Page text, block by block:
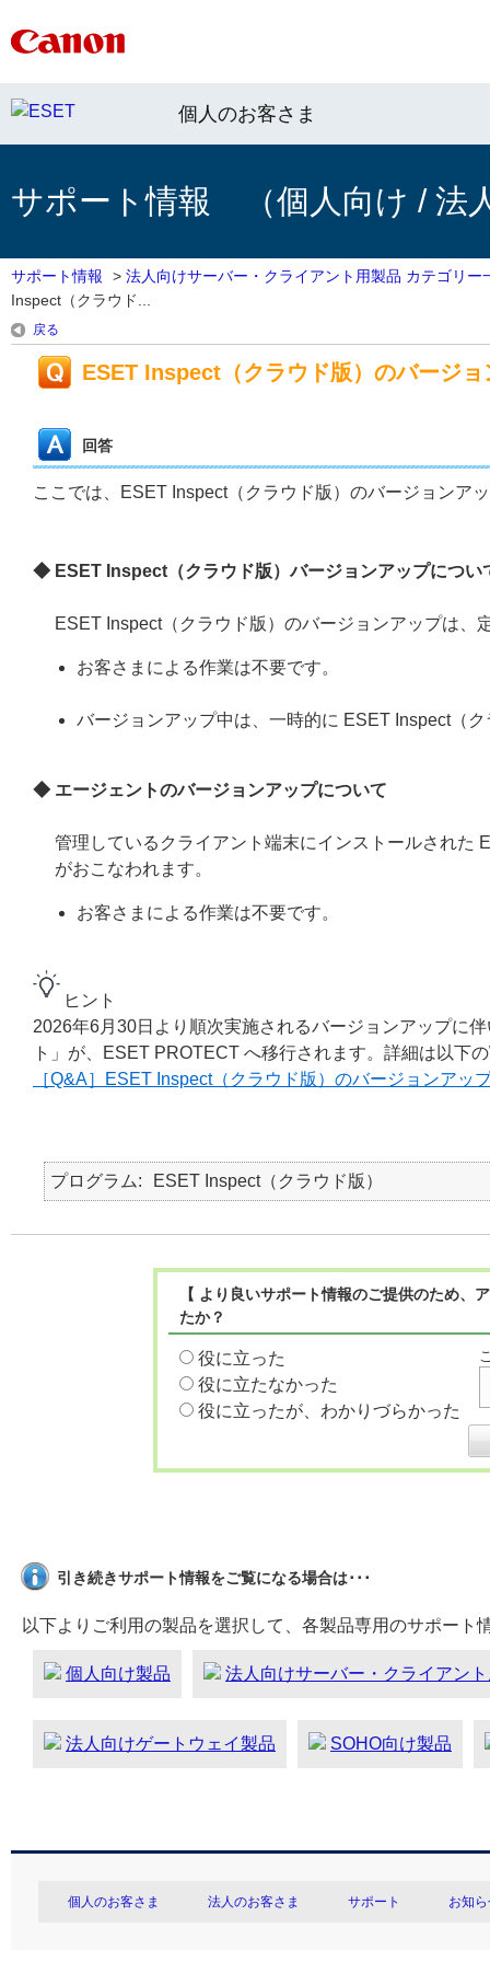
個人のお客さま
サポート情報 （個人向け / 法
サポート情報 > 法人向けサーバー・クライアント用製品 カテゴリー
Inspect（クラウド...
戻る
ESET Inspect（クラウド版）のバージ
回答
ここでは、ESET Inspect（クラウド版）のバージョンア
◆ ESET Inspect（クラウド版）バージョンアップについ
ESET Inspect（クラウド版）のバージョンアップは
お客さまによる作業は不要です。
バージョンアップ中は、一時的に ESET Inspect（
◆ エージェントのバージョンアップについて
管理しているクライアント端末にインストールされた
がおこなわれます。
お客さまによる作業は不要です。
ヒント
2026年6月30日より順次実施されるバージョンアップに
ト」が、ESET PROTECT へ移行されます。詳細は以下
［Q&A］ESET Inspect（クラウド版）のバージョンアッ
プログラム ESET Inspect（クラウド版）
【 より良いサポート情報のご提供のため
たか？
役に立った
役に立たなかった
役に立ったが、わかりづらかった
引き続きサポート情報をご覧になる場合は･･･
以下よりご利用の製品を選択して、各製品専用のサポート
個人向け製品 法人向けサーバー・クライアン
法人向けゲートウェイ製品 SOHO向け製品
個人のお客さま 法人のお客さま サポート お知